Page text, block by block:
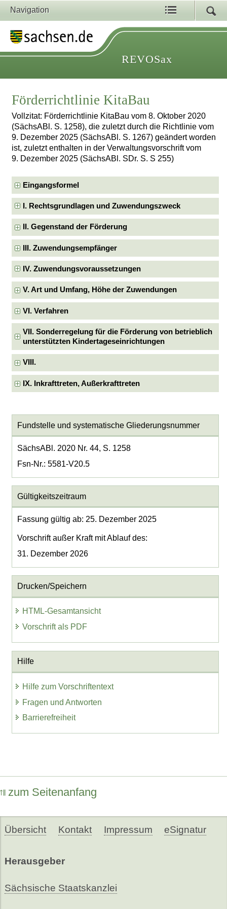
Navigation
REVOSax
Förderrichtlinie KitaBau
Vollzitat: Förderrichtlinie KitaBau vom 8. Oktober 2020
(SächsABl. S. 1258), die zuletzt durch die Richtlinie vom
9. Dezember 2025 (SächsABl. S. 1267) geändert worden
ist, zuletzt enthalten in der Verwaltungsvorschrift vom
9. Dezember 2025 (SächsABl. SDr. S. S 255)
Eingangsformel
I. Rechtsgrundlagen und Zuwendungszweck
II. Gegenstand der Förderung
III. Zuwendungsempfänger
IV. Zuwendungsvoraussetzungen
V. Art und Umfang, Höhe der Zuwendungen
VI. Verfahren
VII. Sonderregelung für die Förderung von betrieblich
unterstützten Kindertageseinrichtungen
VIII.
IX. Inkrafttreten, Außerkrafttreten
Fundstelle und systematische Gliederungsnummer
SächsABl. 2020 Nr. 44, S. 1258
Fsn-Nr.: 5581-V20.5
Gültigkeitszeitraum
Fassung gültig ab: 25. Dezember 2025
Vorschrift außer Kraft mit Ablauf des:
31. Dezember 2026
Drucken/Speichern
HTML-Gesamtansicht
Vorschrift als PDF
Hilfe
Hilfe zum Vorschriftentext
Fragen und Antworten
Barrierefreiheit
zum Seitenanfang
Übersicht Kontakt Impressum eSignatur
Herausgeber
Sächsische Staatskanzlei